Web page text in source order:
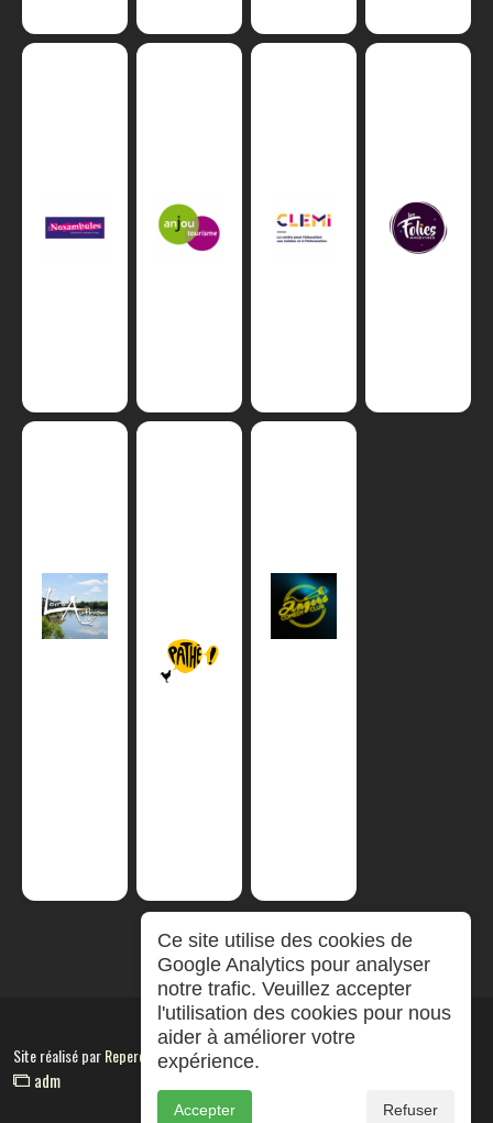
Site réalisé parRepereCom
adm
Ce site utilise des cookies de
Google Analytics pour analyser
notre trafic. Veuillez accepter
l'utilisation des cookies pour nous
aider à améliorer votre
expérience.
Accepter Refuser